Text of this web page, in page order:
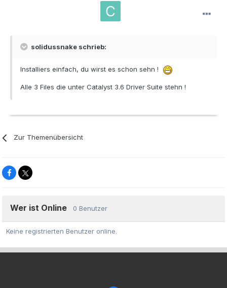
solidussnake schrieb:
Installiers einfach, du wirst es schon sehn !
Alle 3 Files die unter Catalyst 3.6 Driver Suite stehn !
Zur Themenübersicht
Wer ist Online 0 Benutzer
Keine registrierten Benutzer online.